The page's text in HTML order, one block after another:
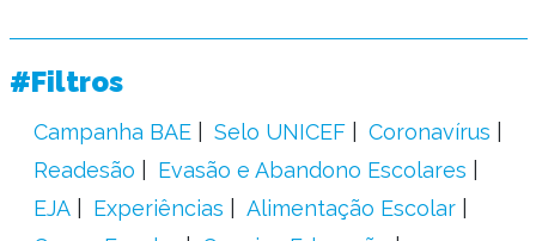
#Filtros
Campanha BAE Selo UNICEF
Coronavírus
Readesão
Evasão e Abandono Escolares
EJA
Experiências
Alimentação Escolar